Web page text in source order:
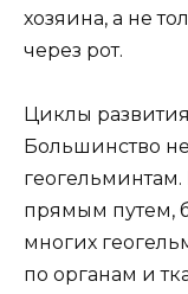
хозяина, а не
через рот.
Циклы
Большинство
прямым путем,
многих
по органам и